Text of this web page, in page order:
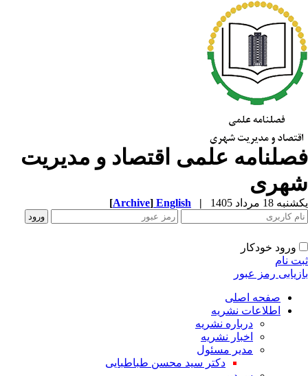
علمی اقتصاد و مدیریت
18 مرداد 1405 |
English
[Archive]
ورود خودکار
نام
رمز عبور
صفحه اصلی
اطلاعات نشریه
درباره نشریه
اخبار نشریه
مدیر مسئول
دکتر سید محسن طباطبایی